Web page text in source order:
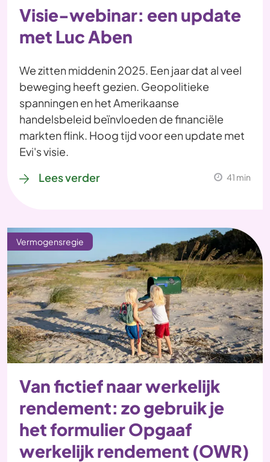
Visie-webinar: een update
met Luc Aben
We zitten middenin 2025. Een jaar dat al veel
beweging heeft gezien. Geopolitieke
spanningen en het Amerikaanse
handelsbeleid beïnvloeden de financiële
markten flink. Hoog tijd voor een update met
Evi's visie.
Lees verder
41 min
Vermogensregie
Van fictief naar werkelijk
rendement: zo gebruik je
het formulier Opgaaf
werkelijk rendement (OWR)